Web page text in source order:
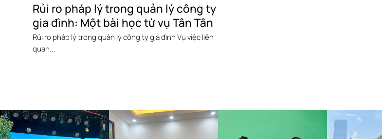
Rủi ro pháp lý trong quản lý công ty
gia đình: Một bài học từ vụ Tân Tân
Rủi ro pháp lý trong quản lý công ty gia đình Vụ việc liên
quan...